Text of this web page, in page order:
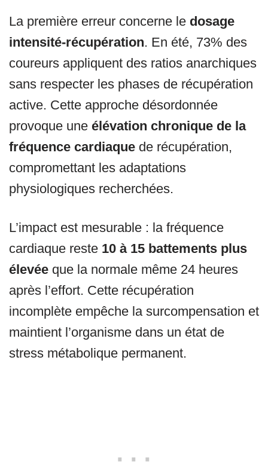
La première erreur concerne le dosage
intensité-récupération. En été, 73% des
coureurs appliquent des ratios anarchiques
sans respecter les phases de récupération
active. Cette approche désordonnée
provoque une élévation chronique de la
fréquence cardiaque de récupération,
compromettant les adaptations
physiologiques recherchées.
L’impact est mesurable : la fréquence
cardiaque reste 10 à 15 battements plus
élevée que la normale même 24 heures
après l’effort. Cette récupération
incomplète empêche la surcompensation et
maintient l’organisme dans un état de
stress métabolique permanent.